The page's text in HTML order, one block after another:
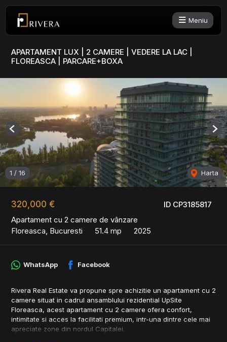
Meniu
APARTAMENT LUX | 2 CAMERE | VEDERE LA LAC |
FLOREASCA | PARCARE+BOXA
ID CP3185817
320,000 €
Apartament cu 2 camere de vânzare
Floreasca, Bucuresti
51.4 mp 2025
1 / 16 Harta
Previous
WhatsApp Facebook
Rivera Real Estate va propune spre achizitie un apartament cu 2
camere situat in cadrul ansamblului rezidential UpSite
Floreasca, acest apartament cu 2 camere ofera confort,
intimitate si acces la facilitati premium, intr-una dintre cele mai
apreciate zone din nordul Capitalei.